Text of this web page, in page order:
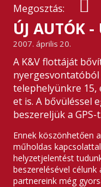
Megosztás:
ÚJ AUTÓK -
2007. április 20.
A K&V flottáját
telephelyünkre 15,
et is. A bővüléssel
beszereljük a GPS-t.
Ennek köszönhetően
műholdas
helyzetjelentést
beszerelésével
partnereink még